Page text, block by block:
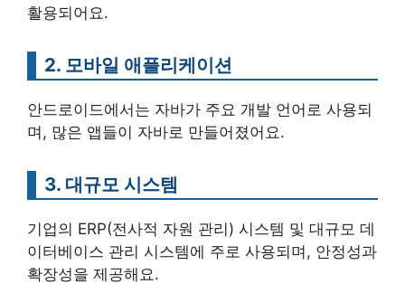
활용되어요.
2. 모바일 애플리케이션
안드로이드에서는 자바가 주요 개발 언어로 사용되
며, 많은 앱들이 자바로 만들어졌어요.
3. 대규모 시스템
기업의 ERP(전사적 자원 관리) 시스템 및 대규모 데
이터베이스 관리 시스템에 주로 사용되며, 안정성과
확장성을 제공해요.